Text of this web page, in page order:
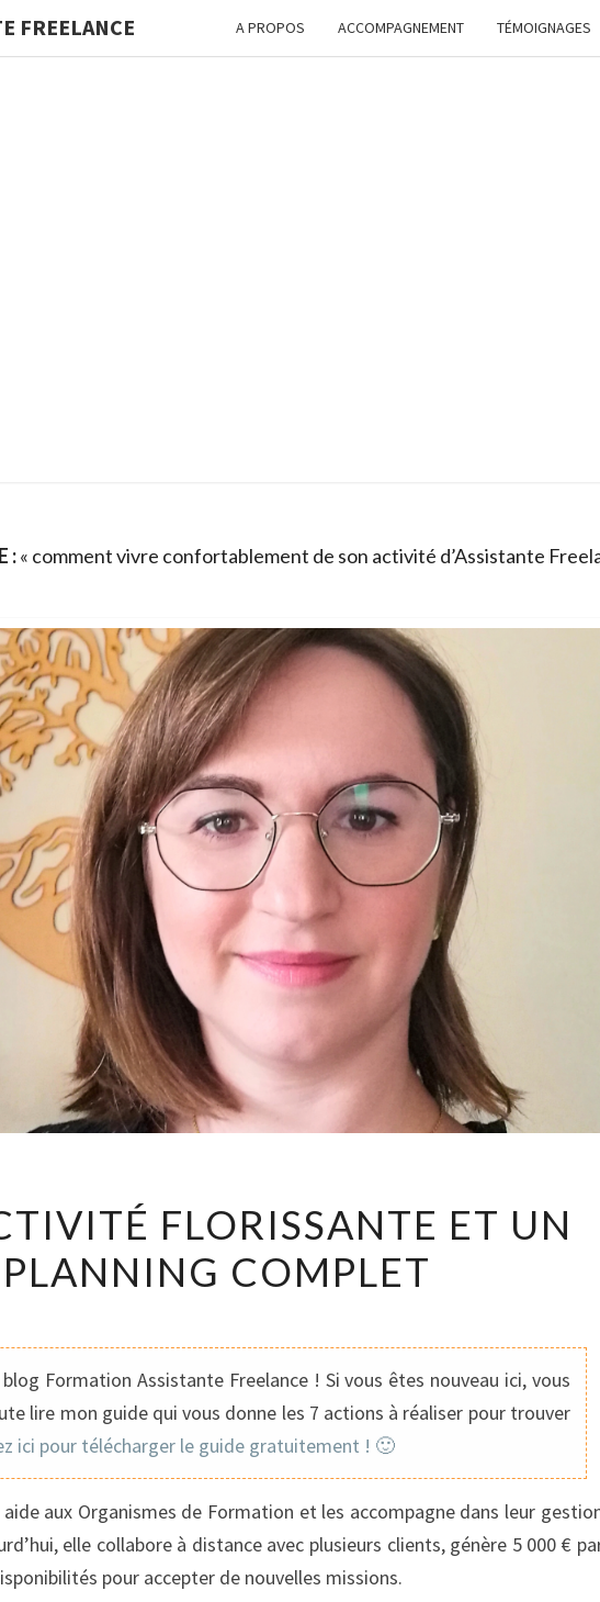
FREELANCE A PROPOS ACCOMPAGNEMENT TÉMOIGNAGES
:« comment vivre confortablement de son activité d’Assistante
ACTIVITÉ
FLORISSANTE
ET
COMPLET
FLORISSANTE ET UN
PLANNING COMPLET
blog Formation Assistante Freelance ! Si vous êtes nouveau ici, vous
lire mon guide qui vous donne les 7 actions à réaliser pour trouver
ici pour télécharger le guide gratuitement ! 🙂
aux Organismes de Formation et les accompagne dans leur
elle collabore à distance avec plusieurs clients, génère 5 000 €
pour accepter de nouvelles missions.